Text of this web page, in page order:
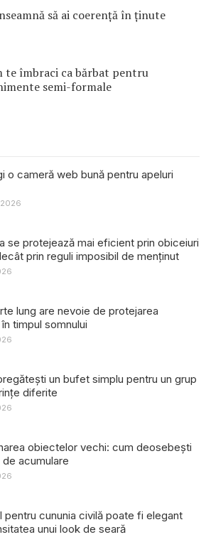
să ai coerență în ținute
te îmbraci ca bărbat pentru
semi-formale
o cameră web bună pentru apeluri
2026
se protejează mai eficient prin obiceiuri
prin reguli imposibil de menținut
lung are nevoie de protejarea
timpul somnului
un bufet simplu pentru un grup
diferite
obiectelor vechi: cum deosebești
de acumulare
pentru cununia civilă poate fi elegant
unui look de seară